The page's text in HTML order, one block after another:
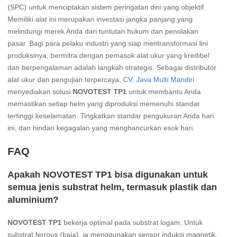
(SPC) untuk menciptakan sistem peringatan dini yang objektif.
Memiliki alat ini merupakan investasi jangka panjang yang
melindungi merek Anda dari tuntutan hukum dan penolakan
pasar. Bagi para pelaku industri yang siap mentransformasi lini
produksinya, bermitra dengan pemasok alat ukur yang kredibel
dan berpengalaman adalah langkah strategis. Sebagai distributor
alat ukur dan pengujian terpercaya, CV. Java Multi Mandiri
menyediakan solusi NOVOTEST TP1 untuk membantu Anda
memastikan setiap helm yang diproduksi memenuhi standar
tertinggi keselamatan. Tingkatkan standar pengukuran Anda hari
ini, dan hindari kegagalan yang menghancurkan esok hari.
FAQ
Apakah NOVOTEST TP1 bisa digunakan untuk
semua jenis substrat helm, termasuk plastik dan
aluminium?
NOVOTEST TP1 bekerja optimal pada substrat logam. Untuk
substrat ferrous (baja), ia menggunakan sensor induksi magnetik.